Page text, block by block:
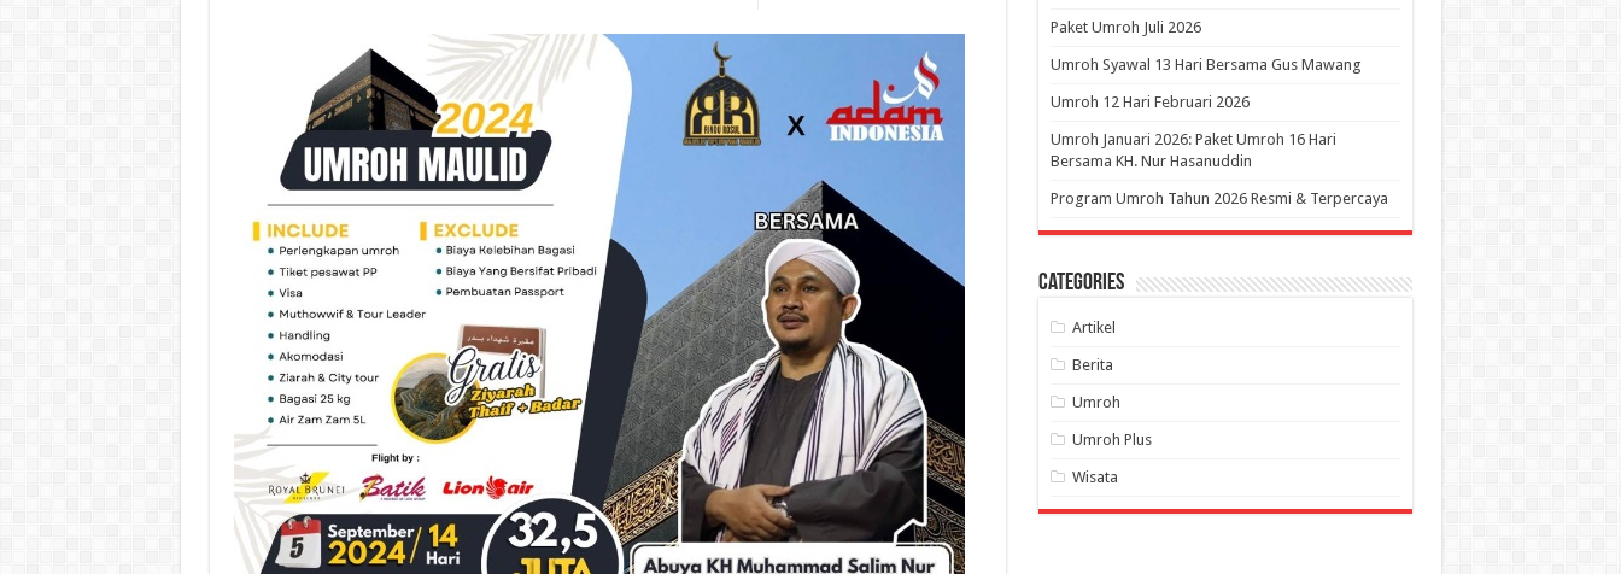
Paket Umroh Juli 2026
Umroh Syawal 13 Hari Bersama Gus Mawang
Umroh 12 Hari Februari 2026
Umroh Januari 2026: Paket Umroh 16 Hari
Bersama KH. Nur Hasanuddin
Program Umroh Tahun 2026 Resmi & Terpercaya
Categories
Artikel
Berita
Umroh
Umroh Plus
Wisata